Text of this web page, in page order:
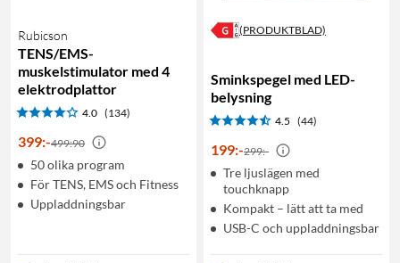
Rubicson
TENS/EMS-
muskelstimulator med 4
elektrodplattor
4.0 (134)
399:-499:90
50 olika program
För TENS, EMS och Fitness
Uppladdningsbar
(PRODUKTBLAD)
Sminkspegel med LED-
belysning
4.5 (44)
199:-299:-
Tre ljuslägen med
touchknapp
Kompakt – lätt att ta med
USB-C och uppladdningsbar